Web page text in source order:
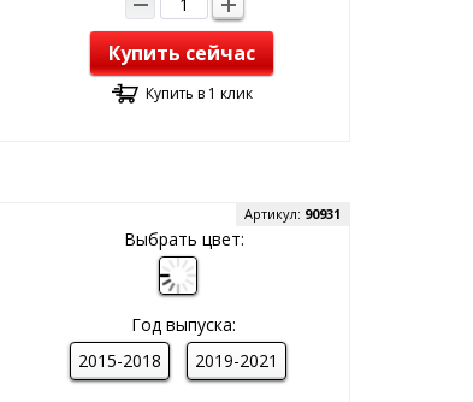
Купить сейчас
Купить в 1 клик
Артикул: 90931
Выбрать цвет:
Год выпуска:
2015-2018
2019-2021